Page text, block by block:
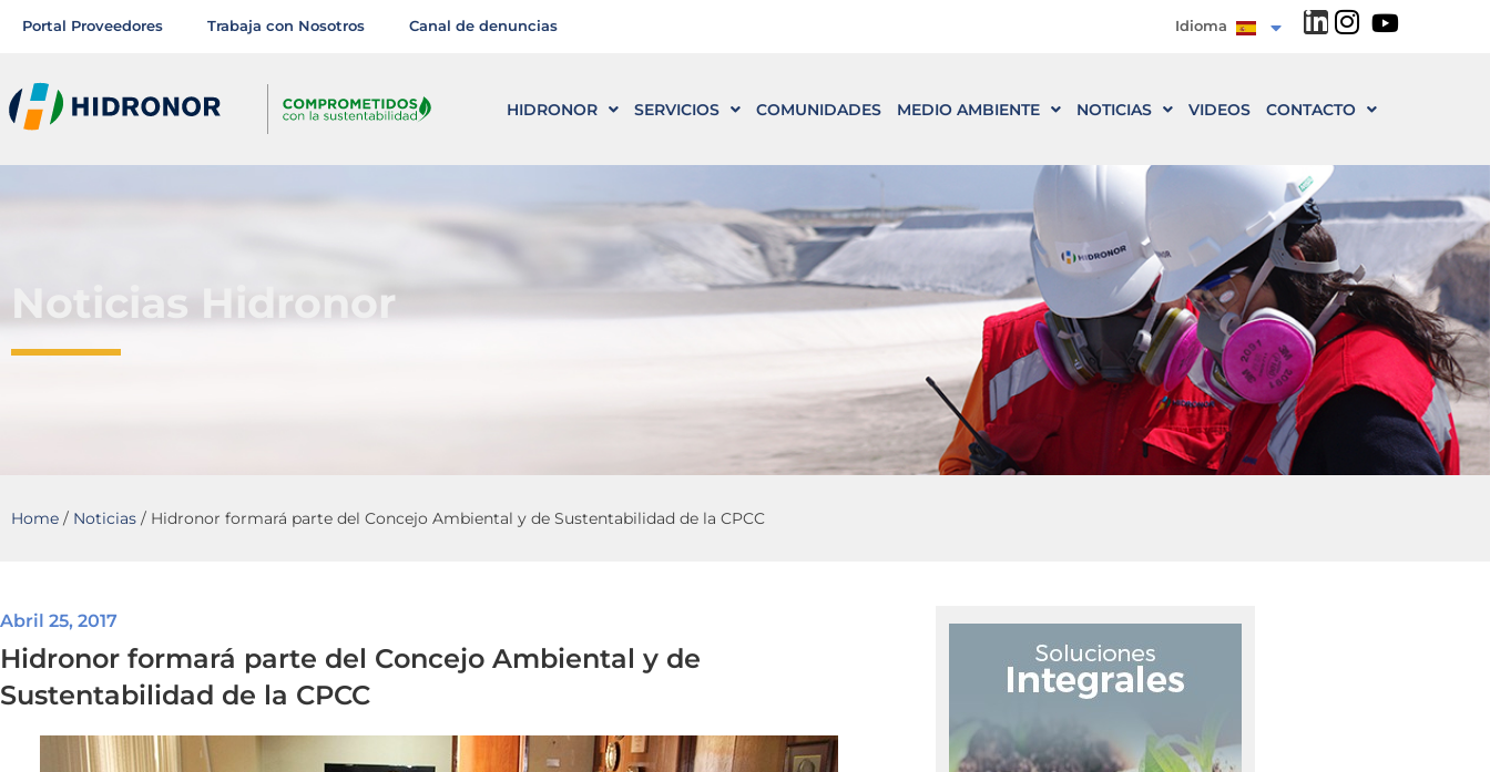
Portal Proveedores Trabaja con Nosotros Canal de denuncias Idioma
HIDRONOR SERVICIOS COMUNIDADES MEDIO AMBIENTE NOTICIAS VIDEOS CONTACTO
Noticias Hidronor
Home / Noticias / Hidronor formará parte del Concejo Ambiental y de Sustentabilidad de la CPCC
Abril 25, 2017
Hidronor formará parte del Concejo Ambiental y de
Sustentabilidad de la CPCC